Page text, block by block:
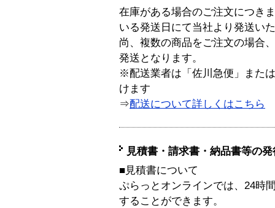
在庫がある場合のご注文につき
いる発送日にて当社より発送い
尚、複数の商品をご注文の場合
発送となります。
※配送業者は「佐川急便」また
けます
⇒配送について詳しくはこちら
見積書・請求書・納品書等の
■見積書について
ぷらっとオンラインでは、24時
することができます。